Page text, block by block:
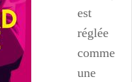
est
réglée
comme
une